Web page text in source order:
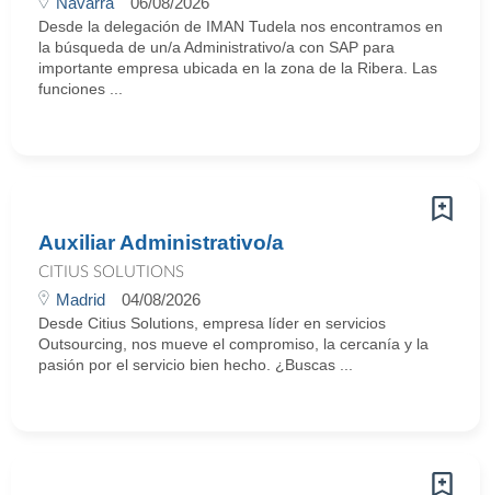
Desde la delegación de IMAN Tudela nos encontramos en
la búsqueda de un/a Administrativo/a con SAP para
importante empresa ubicada en la zona de la Ribera. Las
funciones ...
Auxiliar Administrativo/a
CITIUS SOLUTIONS
Madrid 04/08/2026
Desde Citius Solutions, empresa líder en servicios
Outsourcing, nos mueve el compromiso, la cercanía y la
pasión por el servicio bien hecho. ¿Buscas ...